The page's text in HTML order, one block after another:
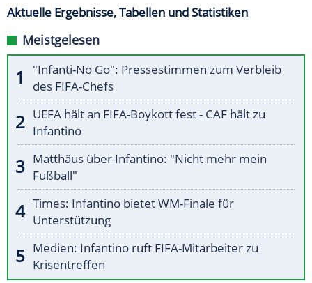
Aktuelle Ergebnisse, Tabellen und Statistiken
Meistgelesen
"Infanti-No Go": Pressestimmen zum Verbleib
des FIFA-Chefs
UEFA hält an FIFA-Boykott fest - CAF hält zu
Infantino
Matthäus über Infantino: "Nicht mehr mein
Fußball"
Times: Infantino bietet WM-Finale für
Unterstützung
Medien: Infantino ruft FIFA-Mitarbeiter zu
Krisentreffen